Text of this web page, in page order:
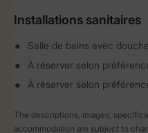
Installations sanitaires
Salle de bains avec
À réserver selon
À réserver selon
The descriptions, images,
accommodation are subject to